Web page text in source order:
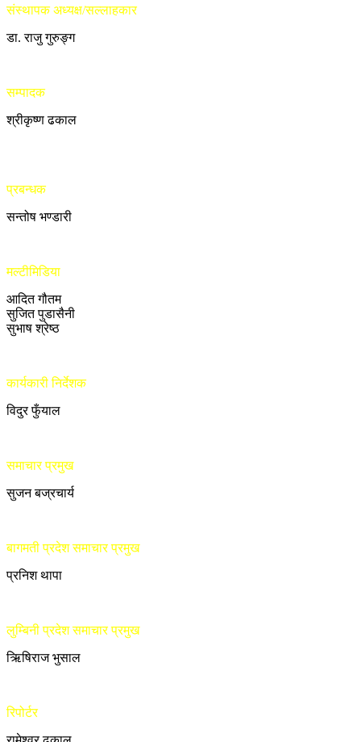
संस्थापक अध्यक्ष/सल्लाहकार
डा. राजु गुरुङ्ग
सम्पादक
श्रीकृष्ण ढकाल
प्रबन्धक
सन्तोष भण्डारी
मल्टीमिडिया
आदित गौतम
सुजित पुडासैनी
सुभाष श्रेष्ठ
कार्यकारी निर्देशक
विदुर फुँयाल
समाचार प्रमुख
सुजन बज्रचार्य
बागमती प्रदेश समाचार प्रमुख
प्रनिश थापा
लुम्बिनी प्रदेश समाचार प्रमुख
ऋिषिराज भुसाल
रिपोर्टर